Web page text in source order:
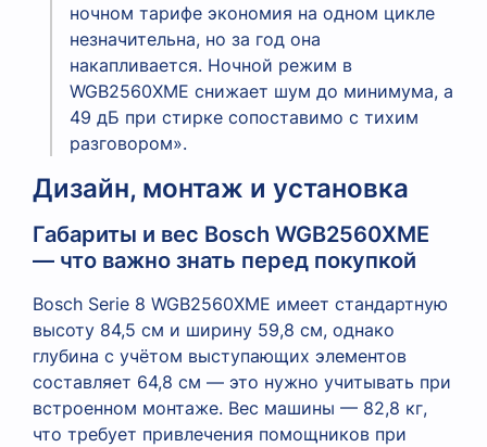
ночном тарифе экономия на одном цикле
незначительна, но за год она
накапливается. Ночной режим в
WGB2560XME снижает шум до минимума, а
49 дБ при стирке сопоставимо с тихим
разговором».
Дизайн, монтаж и установка
Габариты и вес Bosch WGB2560XME
— что важно знать перед покупкой
Bosch Serie 8 WGB2560XME имеет стандартную
высоту 84,5 см и ширину 59,8 см, однако
глубина с учётом выступающих элементов
составляет 64,8 см — это нужно учитывать при
встроенном монтаже. Вес машины — 82,8 кг,
что требует привлечения помощников при